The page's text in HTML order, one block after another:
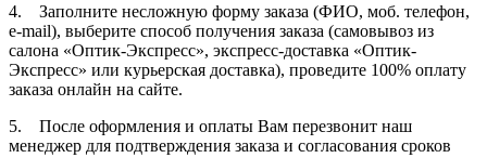
4. Заполните несложную форму заказа (ФИО, моб. телефон,
e-mail), выберите способ получения заказа (самовывоз из
салона «Оптик-Экспресс», экспресс-доставка «Оптик-
Экспресс» или курьерская доставка), проведите 100% оплату
заказа онлайн на сайте.
5. После оформления и оплаты Вам перезвонит наш
менеджер для подтверждения заказа и согласования сроков